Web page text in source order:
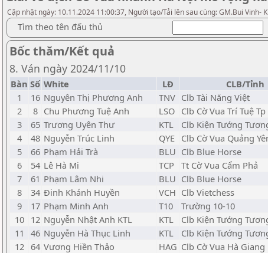
Cập nhật ngày: 10.11.2024 11:00:37, Người tạo/Tải lên sau cùng: GM.Bui Vinh-
Tìm theo tên đấu thủ
Bốc thăm/Kết quả
8. Ván ngày 2024/11/10
Bàn Số White LĐ CLB/Tỉnh
1
16 Nguyên Thị Phương Anh TNV Clb Tài Năng Việt
2
8 Chu Phương Tuệ Anh LSO Clb Cờ Vua Trí Tuệ Tp
3
65 Trương Uyên Thư KTL Clb Kiện Tướng
4
48 Nguyễn Trúc Linh QYE Clb Cờ Vua Quảng
5
66 Phạm Hải Trà BLU Clb Blue Horse
6
54 Lê Hà Mi TCP Tt Cờ Vua Cẩm Phả
7
61 Phạm Lâm Nhi BLU Clb Blue Horse
8
34 Đinh Khánh Huyền VCH Clb Vietchess
9
17 Phạm Minh Anh T10 Trường 10-10
10 12 Nguyễn Nhật Anh KTL KTL Clb Kiện Tướng
11
46 Nguyễn Hà Thục Linh KTL Clb Kiện Tướng
12 64 Vương Hiền Thảo HAG Clb Cờ Vua Hà Giang